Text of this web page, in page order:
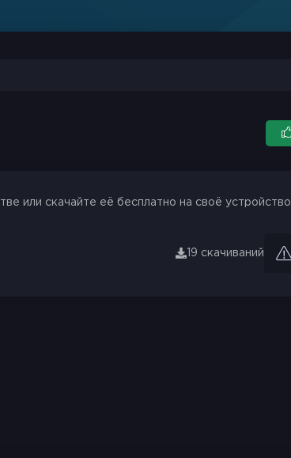
или скачайте её бесплатно на своё устройство.
19 скачиваний